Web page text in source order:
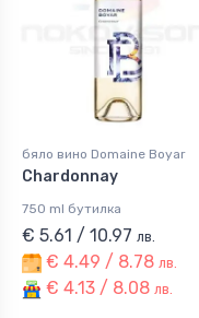
бяло вино Domaine Boyar
Chardonnay
750 ml бутилка
€ 5.61 / 10.97 лв.
€ 4.49 / 8.78 лв.
€ 4.13 / 8.08 лв.